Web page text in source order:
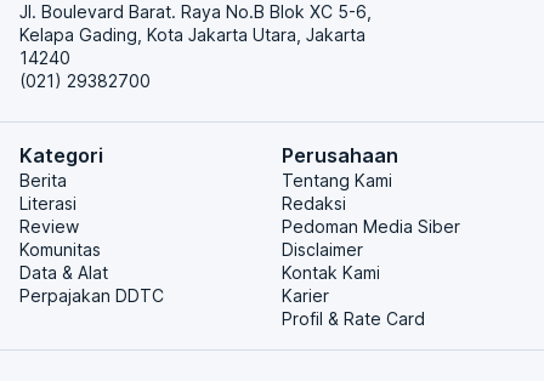
Jl. Boulevard Barat. Raya No.B Blok XC 5-6,
Kelapa Gading, Kota Jakarta Utara, Jakarta
14240
(021) 29382700
Kategori
Berita
Literasi
Review
Komunitas
Data & Alat
Perpajakan DDTC
Perusahaan
Tentang Kami
Redaksi
Pedoman Media Siber
Disclaimer
Kontak Kami
Karier
Profil & Rate Card